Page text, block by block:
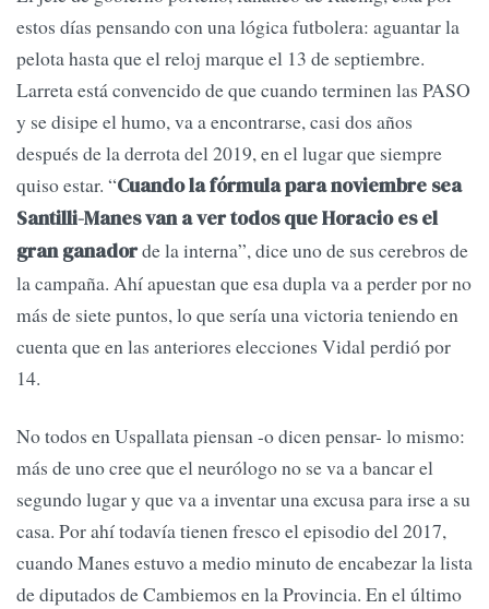
estos días pensando con una lógica futbolera: aguantar la
pelota hasta que el reloj marque el 13 de septiembre.
Larreta está convencido de que cuando terminen las PASO
y se disipe el humo, va a encontrarse, casi dos años
después de la derrota del 2019, en el lugar que siempre
quiso estar. “Cuando la fórmula para noviembre sea
Santilli-Manes van a ver todos que Horacio es el
gran ganadorde la interna”, dice uno de sus cerebros de
la campaña. Ahí apuestan que esa dupla va a perder por no
más de siete puntos, lo que sería una victoria teniendo en
cuenta que en las anteriores elecciones Vidal perdió por
14.
No todos en Uspallata piensan -o dicen pensar- lo mismo:
más de uno cree que el neurólogo no se va a bancar el
segundo lugar y que va a inventar una excusa para irse a su
casa. Por ahí todavía tienen fresco el episodio del 2017,
cuando Manes estuvo a medio minuto de encabezar la lista
de diputados de Cambiemos en la Provincia. En el último